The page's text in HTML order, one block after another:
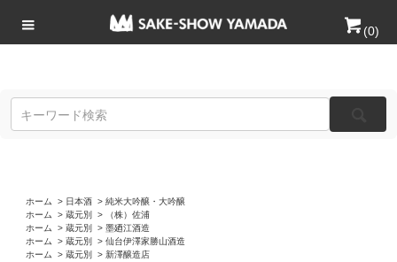
(0)
ホーム > 日本酒 > 純米大吟醸・大吟醸
ホーム
> 蔵元別 >
（株）佐浦
ホーム
> 蔵元別 > 墨廼江酒造
ホーム
> 蔵元別 > 仙台伊澤家勝山酒造
ホーム
> 蔵元別 > 新澤醸造店